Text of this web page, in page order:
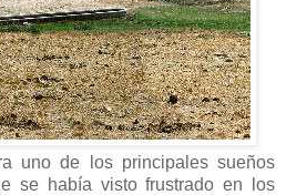
uno de los principales sueños
se había visto frustrado en los